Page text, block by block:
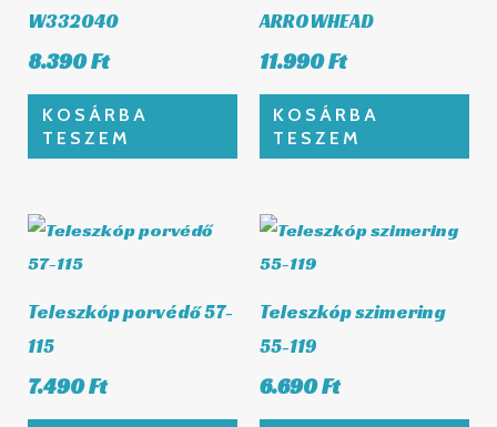
W332040
8.390Ft
KOSÁRBA
TESZEM
ARROWHEAD
11.990Ft
KOSÁRBA
TESZEM
Teleszkóp porvédő 57-
115
7.490Ft
Teleszkóp szimering
55-119
6.690Ft